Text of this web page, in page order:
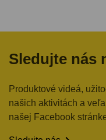
Sledujte nás
Produktové videá,
našich aktivitách a
našej Facebook